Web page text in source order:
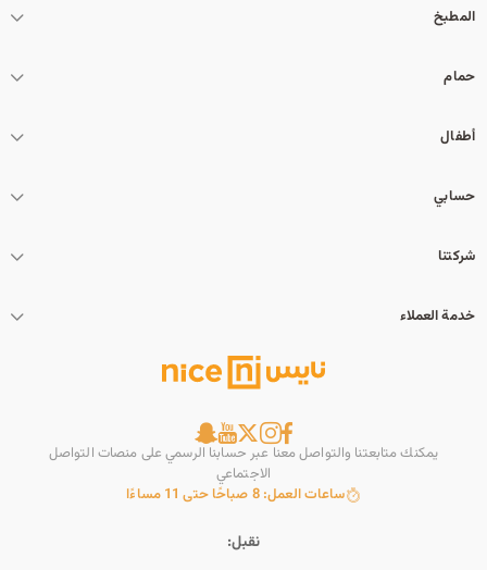
المطبخ
حمام
أطفال
حسابي
شركتنا
خدمة العملاء
يمكنك متابعتنا والتواصل معنا عبر حسابنا الرسمي على منصات التواصل
الاجتماعي
ساعات العمل: 8 صباحًا حتى 11 مساءًا
نقبل: